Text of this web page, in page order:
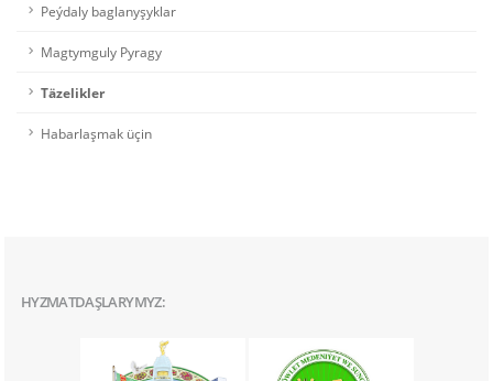
Peýdaly baglanyşyklar
Magtymguly Pyragy
Täzelikler
Habarlaşmak üçin
HYZMATDAŞLARYMYZ: